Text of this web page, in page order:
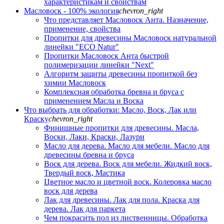
Масловоск - 100% экологияchevron_right
Что представляет Масловоск Анта. Назначение,
применение, свойства
Пропитки для древесины Масловоск натуральной
линейки "ECO Natur"
Пропитки Масловоск Анта быстрой
полимеризации линейки "Next"
Алгоритм защиты древесины пропиткой без
химии Масловоск
Комплексная обработка бревна и бруса с
применением Масла и Воска
Что выбрать для обработки: Масло, Воск, Лак или
Краскуchevron_right
Финишные пропитки для древесины. Масла,
Воски, Лаки, Краски, Лазури
Масло для дерева. Масло для мебели. Масло для
древесины бревна и бруса
Воск для дерева. Воск для мебели. Жидкий воск,
Твердый воск, Мастика
Цветное масло и цветной воск. Колеровка масло
воск для дерева
Лак для древесины. Лак для пола. Краска для
дерева. Лак для паркета
Чем покрасить пол из лиственницы. Обработка